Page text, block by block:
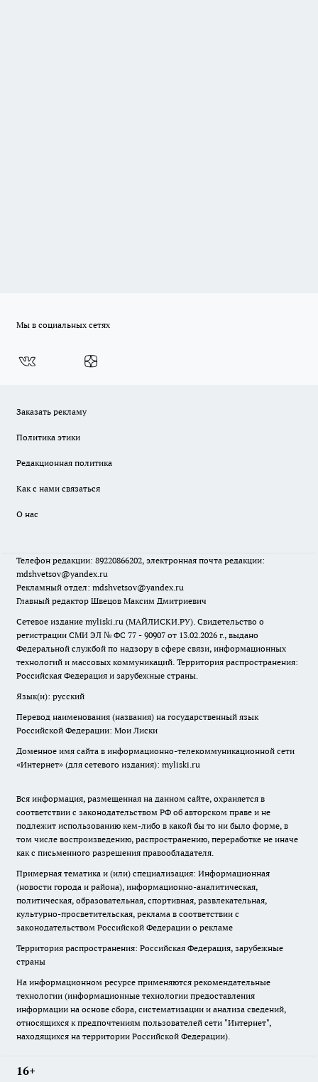
Мы в социальных сетях
Заказать рекламу
Политика этики
Редакционная политика
Как с нами связаться
О нас
Телефон редакции: 89220866202, электронная почта редакции:
mdshvetsov@yandex.ru
Рекламный отдел: mdshvetsov@yandex.ru
Главный редактор Швецов Максим Дмитриевич
Сетевое издание myliski.ru (МАЙЛИСКИ.РУ). Свидетельство о
регистрации СМИ ЭЛ № ФС 77 - 90907 от 13.02.2026 г., выдано
Федеральной службой по надзору в сфере связи, информационных
технологий и массовых коммуникаций. Территория распространения:
Российская Федерация и зарубежные страны.
Язык(и): русский
Перевод наименования (названия) на государственный язык
Российской Федерации: Мои Лиски
Доменное имя сайта в информационно-телекоммуникационной сети
«Интернет» (для сетевого издания): myliski.ru
Вся информация, размещенная на данном сайте, охраняется в
соответствии с законодательством РФ об авторском праве и не
подлежит использованию кем-либо в какой бы то ни было форме, в
том числе воспроизведению, распространению, переработке не иначе
как с письменного разрешения правообладателя.
Примерная тематика и (или) специализация: Информационная
(новости города и района), информационно-аналитическая,
политическая, образовательная, спортивная, развлекательная,
культурно-просветительская, реклама в соответствии с
законодательством Российской Федерации о рекламе
Территория распространения: Российская Федерация, зарубежные
страны
На информационном ресурсе применяются рекомендательные
технологии (информационные технологии предоставления
информации на основе сбора, систематизации и анализа сведений,
относящихся к предпочтениям пользователей сети "Интернет",
находящихся на территории Российской Федерации).
16+